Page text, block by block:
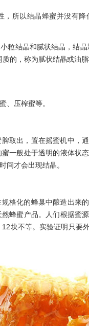
，所以结晶蜂蜜并没有
粒结晶和腻状结晶，结
的，称为腻状结晶或油脂
、压榨蜜等。
取出，置在摇蜜机中，
一般处于透明的液体状
间才会出现结晶。
规格化的蜂巢中酿造出来
蜂蜜产品。人们根据蜜源
块不等。实验证明只要